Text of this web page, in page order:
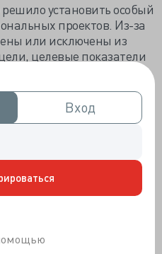
Вход
Вход
установить особый
проектов. Из-за
или исключены из
целевые показатели
Президента РФ от
возможность появится
указа.
нацпроекта
федеральные
системы оказания
помощи», «Борьба с
оказания медицинской